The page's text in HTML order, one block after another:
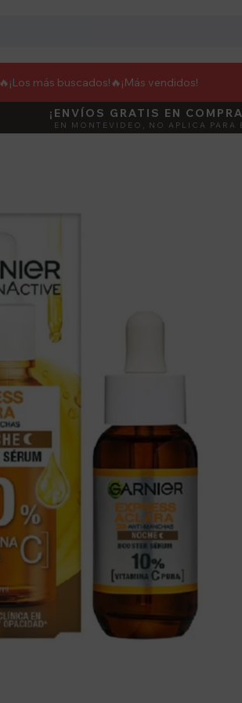
🔥¡Los más buscados!🔥 ¡Más vendidos!
¡ENVÍOS GRATIS EN
EN MONTEVIDEO, NO APLICA PARA